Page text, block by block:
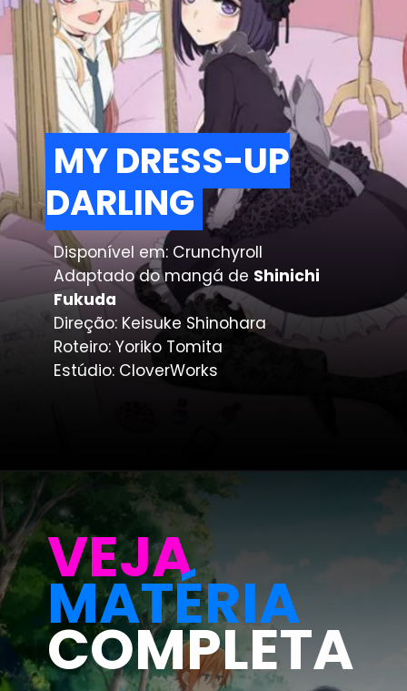
MY DRESS-UP
DARLING
MY DRESS-UP
DARLING
Disponível em: Crunchyroll
Adaptado do mangá de Shinichi
Fukuda
Direção: Keisuke Shinohara
Roteiro: Yoriko Tomita
Estúdio: CloverWorks
Opening
VEJA
MATÉRIA
COMPLETA